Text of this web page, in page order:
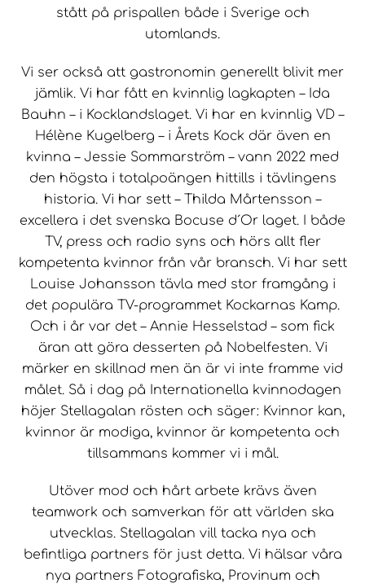
stått på prispallen både i Sverige och
utomlands.
Vi ser också att gastronomin generellt blivit mer
jämlik. Vi har fått en kvinnlig lagkapten – Ida
Bauhn – i Kocklandslaget. Vi har en kvinnlig VD –
Hélène Kugelberg – i Årets Kock där även en
kvinna – Jessie Sommarström – vann 2022 med
den högsta i totalpoängen hittills i tävlingens
historia. Vi har sett – Thilda Mårtensson –
excellera i det svenska Bocuse d´Or laget. I både
TV, press och radio syns och hörs allt fler
kompetenta kvinnor från vår bransch. Vi har sett
Louise Johansson tävla med stor framgång i
det populära TV-programmet Kockarnas Kamp.
Och i år var det – Annie Hesselstad – som fick
äran att göra desserten på Nobelfesten. Vi
märker en skillnad men än är vi inte framme vid
målet. Så i dag på Internationella kvinnodagen
höjer Stellagalan rösten och säger: Kvinnor kan,
kvinnor är modiga, kvinnor är kompetenta och
tillsammans kommer vi i mål.
Utöver mod och hårt arbete krävs även
teamwork och samverkan för att världen ska
utvecklas. Stellagalan vill tacka nya och
befintliga partners för just detta. Vi hälsar våra
nya partners Fotografiska, Provinum och